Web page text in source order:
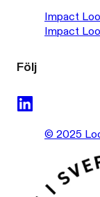
Impact
Impact
Följ
© 2025